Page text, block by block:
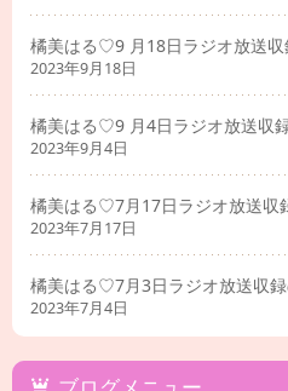
橘美はる♡9 月18日ラジオ放送収
2023年9月18日
橘美はる♡9 月4日ラジオ放送収
2023年9月4日
橘美はる♡7月17日ラジオ放送収
2023年7月17日
橘美はる♡7月3日ラジオ放送収
2023年7月4日